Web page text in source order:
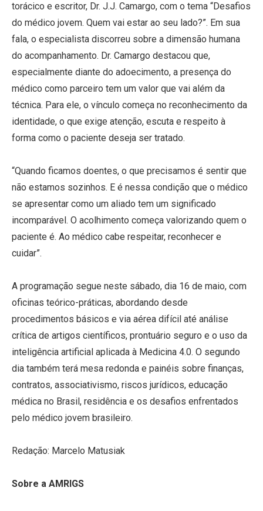
torácico e escritor, Dr. J.J. Camargo, com o tema “Desafios
do médico jovem. Quem vai estar ao seu lado?”. Em sua
fala, o especialista discorreu sobre a dimensão humana
do acompanhamento. Dr. Camargo destacou que,
especialmente diante do adoecimento, a presença do
médico como parceiro tem um valor que vai além da
técnica. Para ele, o vínculo começa no reconhecimento da
identidade, o que exige atenção, escuta e respeito à
forma como o paciente deseja ser tratado.
“Quando ficamos doentes, o que precisamos é sentir que
não estamos sozinhos. E é nessa condição que o médico
se apresentar como um aliado tem um significado
incomparável. O acolhimento começa valorizando quem o
paciente é. Ao médico cabe respeitar, reconhecer e
cuidar”.
A programação segue neste sábado, dia 16 de maio, com
oficinas teórico-práticas, abordando desde
procedimentos básicos e via aérea difícil até análise
crítica de artigos científicos, prontuário seguro e o uso da
inteligência artificial aplicada à Medicina 4.0. O segundo
dia também terá mesa redonda e painéis sobre finanças,
contratos, associativismo, riscos jurídicos, educação
médica no Brasil, residência e os desafios enfrentados
pelo médico jovem brasileiro.
Redação: Marcelo Matusiak
Sobre a AMRIGS